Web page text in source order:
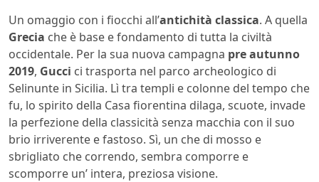
Un omaggio con i fiocchi all’antichità classica. A quella
Grecia che è base e fondamento di tutta la civiltà
occidentale. Per la sua nuova campagna pre autunno
2019, Gucci ci trasporta nel parco archeologico di
Selinunte in Sicilia. Lì tra templi e colonne del tempo che
fu, lo spirito della Casa fiorentina dilaga, scuote, invade
la perfezione della classicità senza macchia con il suo
brio irriverente e fastoso. Sì, un che di mosso e
sbrigliato che correndo, sembra comporre e
scomporre un’ intera, preziosa visione.